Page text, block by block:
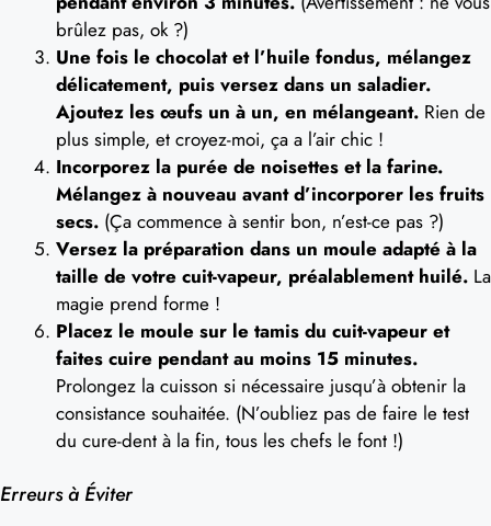
brûlez pas, ok ?)
Une fois le chocolat et l’huile fondus, mélangez
délicatement, puis versez dans un saladier.
Ajoutez les œufs un à un, en mélangeant. Rien de
plus simple, et croyez-moi, ça a l’air chic !
Incorporez la purée de noisettes et la farine.
Mélangez à nouveau avant d’incorporer les fruits
secs. (Ça commence à sentir bon, n’est-ce pas ?)
Versez la préparation dans un moule adapté à la
taille de votre cuit-vapeur, préalablement huilé. La
magie prend forme !
Placez le moule sur le tamis du cuit-vapeur et
faites cuire pendant au moins 15 minutes.
Prolongez la cuisson si nécessaire jusqu’à obtenir la
consistance souhaitée. (N’oubliez pas de faire le test
du cure-dent à la fin, tous les chefs le font !)
Erreurs à Éviter